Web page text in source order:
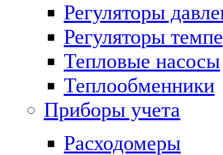
Регуляторы
Регуляторы
Тепловые насосы
Теплообменники
Приборы учета
Расходомеры